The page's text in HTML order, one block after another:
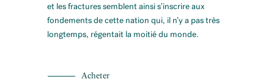
et les fractures semblent ainsi s’inscrire aux
fondements de cette nation qui, il n’y a pas très
longtemps, régentait la moitié du monde.
Acheter